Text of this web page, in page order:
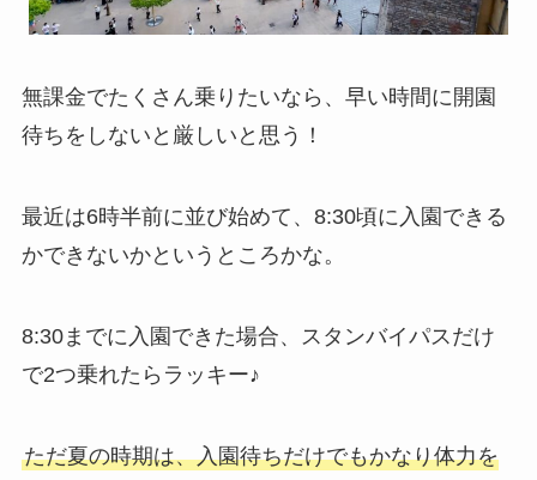
無課金でたくさん乗りたいなら、早い時間に開園
待ちをしないと厳しいと思う！
最近は6時半前に並び始めて、8:30頃に入園できる
かできないかというところかな。
8:30までに入園できた場合、スタンバイパスだけ
で2つ乗れたらラッキー♪
ただ夏の時期は、入園待ちだけでもかなり体力を